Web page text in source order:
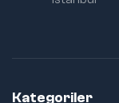
Kategoriler